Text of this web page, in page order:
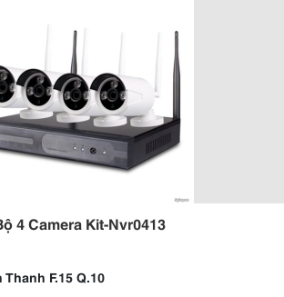
4 Camera Kit-Nvr0413
F.15 Q.10